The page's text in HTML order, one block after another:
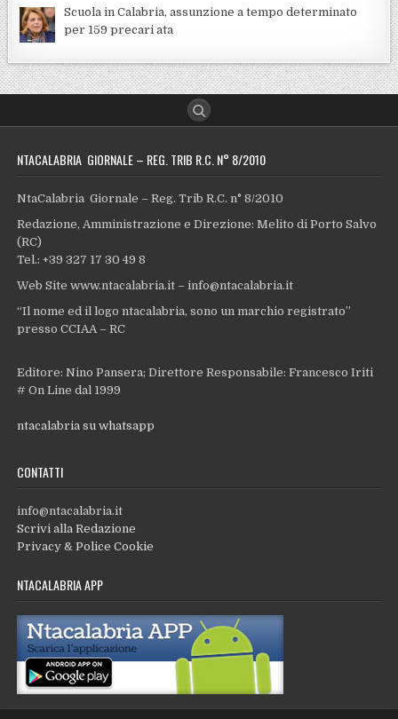
Scuola in Calabria, assunzione a tempo determinato
per 159 precari ata
NTACALABRIA GIORNALE – REG. TRIB R.C. N° 8/2010
NtaCalabria Giornale – Reg. Trib R.C. n° 8/2010
Redazione, Amministrazione e Direzione: Melito di Porto Salvo
(RC)
Tel.: +39 327 17 30 49 8
Web Site www.ntacalabria.it – info@ntacalabria.it
“Il nome ed il logo ntacalabria, sono un marchio registrato”
presso CCIAA – RC
Editore: Nino Pansera; Direttore Responsabile: Francesco Iriti
# On Line dal 1999
ntacalabria su whatsapp
CONTATTI
info@ntacalabria.it
Scrivi alla Redazione
Privacy & Police Cookie
NTACALABRIA APP